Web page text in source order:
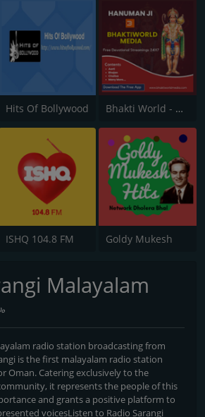
Hits Of Bollywood Bhakti World - Hanuman
ISHQ 104.8 FM Goldy Mukesh
Malayalam
radio station broadcasting from
is the first malayalam radio station
Oman. Catering exclusively to the
it represents the people of this
and grants a positive platform to
voicesListen to Radio Sarangi